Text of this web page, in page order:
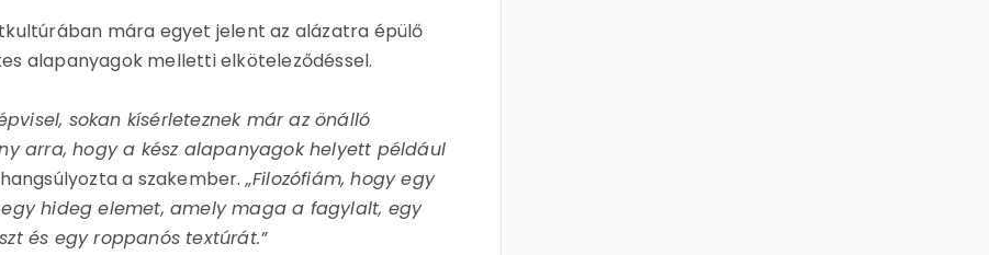
mára egyet jelent az alázatra épülő
alapanyagok melletti elköteleződéssel.
sokan kísérleteznek már az önálló
arra, hogy a kész alapanyagok helyett például
a szakember.„Filozófiám, hogy egy
hideg elemet, amely maga a fagylalt, egy
és egy roppanós textúrát.”